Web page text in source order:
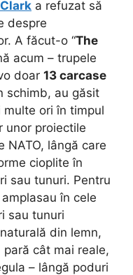
a refuzat să
despre
A făcut-o “The
acum – trupele
doar 13 carcase
schimb, au găsit
multe ori în timpul
unor proiectile
NATO, lângă care
cioplite în
sau tunuri. Pentru
în cele
sau tunuri
din lemn,
cât mai reale,
– lângă poduri